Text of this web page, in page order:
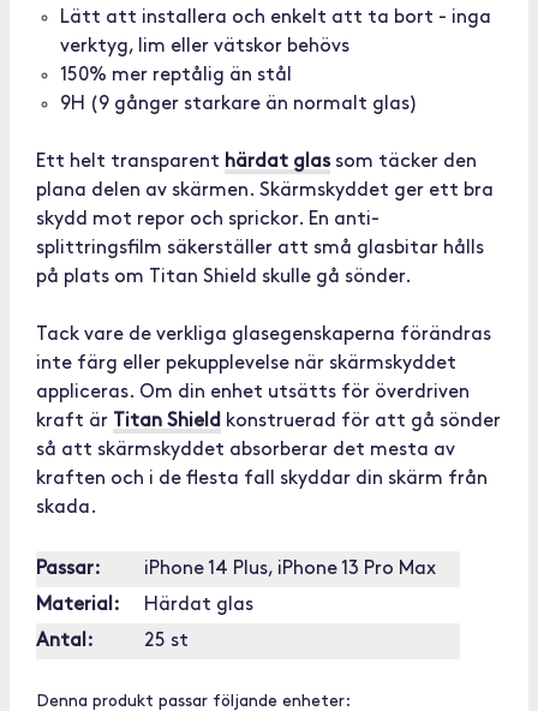
Lätt att installera och enkelt att ta bort - inga
verktyg, lim eller vätskor behövs
150% mer reptålig än stål
9H (9 gånger starkare än normalt glas)
Ett helt transparent härdat glassom täcker den
plana delen av skärmen. Skärmskyddet ger ett bra
skydd mot repor och sprickor. En anti-
splittringsfilm säkerställer att små glasbitar hålls
på plats om Titan Shield skulle gå sönder.
Tack vare de verkliga glasegenskaperna förändras
inte färg eller pekupplevelse när skärmskyddet
appliceras. Om din enhet utsätts för överdriven
kraft är
Titan Shield konstruerad för att gå sönder
så att skärmskyddet absorberar det mesta av
kraften och i de flesta fall skyddar din skärm från
skada.
Passar:
iPhone 14 Plus, iPhone 13 Pro Max
Material:
Härdat glas
Antal:
25 st
Denna produkt passar följande enheter: